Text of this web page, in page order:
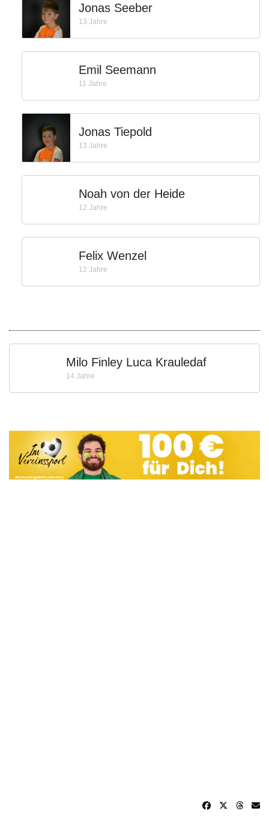
Jonas Seeber
13 Jahre
Emil Seemann
11 Jahre
Jonas Tiepold
13 Jahre
Noah von der Heide
12 Jahre
Felix Wenzel
12 Jahre
Milo Finley Luca Krauledaf
14 Jahre